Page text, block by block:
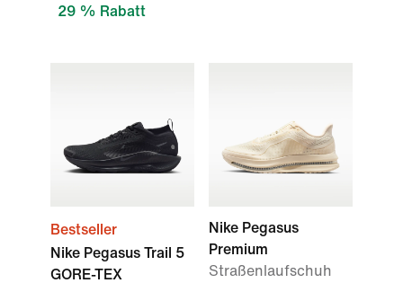
29 % Rabatt
Bestseller
Nike Pegasus Trail 5
GORE-TEX
Nike Pegasus
Premium
Straßenlaufschuh